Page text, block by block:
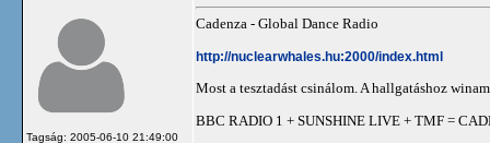
Tagság: 2005-06-10 21:49:00
Cadenza - Global Dance Radio
http://nuclearwhales.hu:2000/index.html
Most a tesztadást csinálom. A hallgatáshoz
BBC RADIO 1 + SUNSHINE LIVE + TMF =